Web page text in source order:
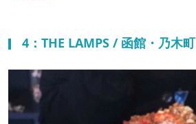
4：THE LAMPS / 函館・乃木町